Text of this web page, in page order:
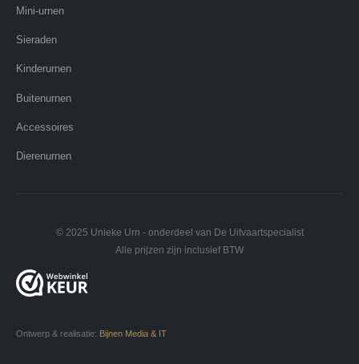
Mini-urnen
Sieraden
Kinderurnen
Buitenurnen
Accessoires
Dierenurnen
© 2025 Unieke Urn - onderdeel van De Uitvaartspecialist
Alle prijzen zijn inclusief BTW
Ontwerp & realisatie: Bijnen Media & IT